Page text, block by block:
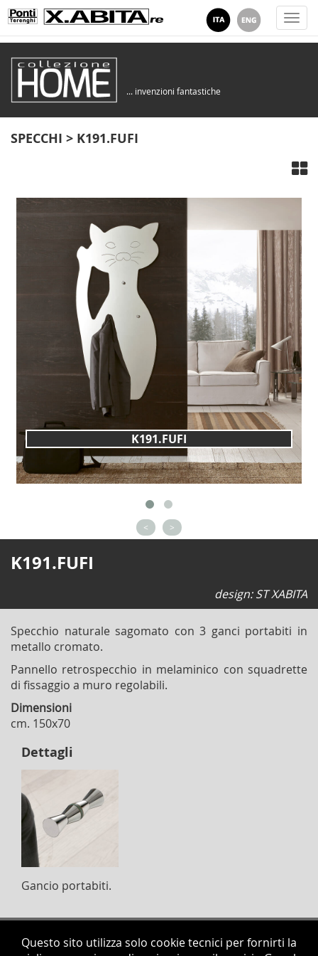
... invenzioni fantastiche
SPECCHI > K191.FUFI
K191.FUFI
< >
K191.FUFI
design: ST XABITA
Specchio naturale sagomato con 3 ganci portabiti in
metallo cromato.
Pannello retrospecchio in melaminico con squadrette
di fissaggio a muro regolabili.
Dimensioni
cm. 150x70
Dettagli
Gancio portabiti.
Scheda tecnica Richiedi info
Questo sito utilizza solo cookie tecnici per fornirti la